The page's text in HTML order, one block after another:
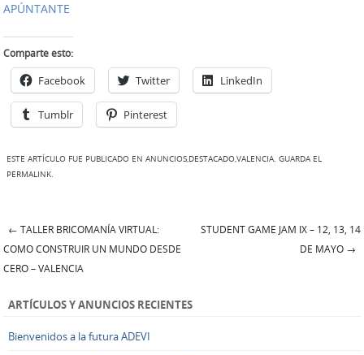
APÚNTANTE
Comparte esto:
Facebook Twitter LinkedIn
Tumblr Pinterest
ESTE ARTÍCULO FUE PUBLICADO EN ANUNCIOS,DESTACADO,VALENCIA. GUARDA EL
PERMALINK.
Navegación de Entradas
← TALLER BRICOMANÍA VIRTUAL:
COMO CONSTRUIR UN MUNDO DESDE
CERO – VALENCIA
STUDENT GAME JAM IX – 12, 13, 14
DE MAYO →
ARTÍCULOS Y ANUNCIOS RECIENTES
Bienvenidos a la futura ADEVI